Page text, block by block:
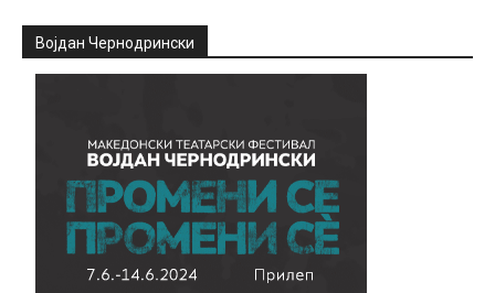
Војдан Чернодрински